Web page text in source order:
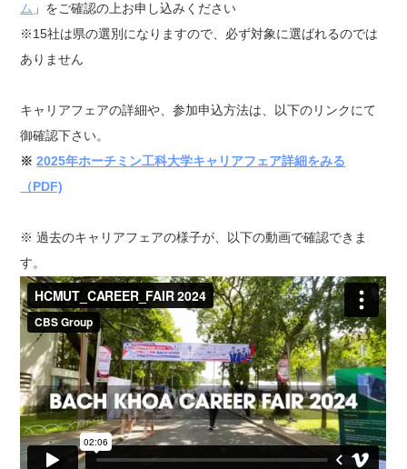
ム 」をご確認の上お申し込みください
※15社は県の選別になりますので、必ず対象に選ばれるのでは
ありません
キャリアフェアの詳細や、参加申込方法は、以下のリンクにて
御確認下さい。
※2025年ホーチミン工科大学キャリアフェア詳細をみる
（PDF)
※ 過去のキャリアフェアの様子が、以下の動画で確認できま
す。